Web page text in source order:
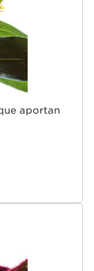
aportan